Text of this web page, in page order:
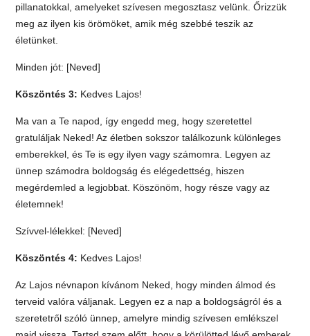
pillanatokkal, amelyeket szívesen megosztasz velünk. Őrizzük
meg az ilyen kis örömöket, amik még szebbé teszik az
életünket.
Minden jót: [Neved]
Köszöntés 3: Kedves Lajos!
Ma van a Te napod, így engedd meg, hogy szeretettel
gratuláljak Neked! Az életben sokszor találkozunk különleges
emberekkel, és Te is egy ilyen vagy számomra. Legyen az
ünnep számodra boldogság és elégedettség, hiszen
megérdemled a legjobbat. Köszönöm, hogy része vagy az
életemnek!
Szívvel-lélekkel: [Neved]
Köszöntés 4: Kedves Lajos!
Az Lajos névnapon kívánom Neked, hogy minden álmod és
terveid valóra váljanak. Legyen ez a nap a boldogságról és a
szeretetről szóló ünnep, amelyre mindig szívesen emlékszel